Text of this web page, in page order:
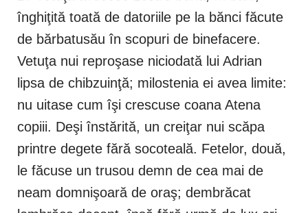
înghiţită toată de datoriile pe la bănci făcute
de bărbatusău în scopuri de binefacere.
Vetuţa nui reproşase niciodată lui Adrian
lipsa de chibzuinţă; milostenia ei avea limite:
nu uitase cum îşi crescuse coana Atena
copiii. Deşi înstărită, un creiţar nui scăpa
printre degete fără socoteală. Fetelor, două,
le făcuse un trusou demn de cea mai de
neam domnişoară de oraş; dembrăcat